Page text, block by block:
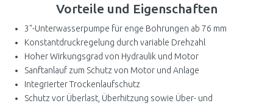
Vorteile und Eigenschaften
3"-Unterwasserpumpe für enge Bohrungen ab 76 mm
Konstantdruckregelung durch variable Drehzahl
Hoher Wirkungsgrad von Hydraulik und Motor
Sanftanlauf zum Schutz von Motor und Anlage
Integrierter Trockenlaufschutz
Schutz vor Überlast, Überhitzung sowie Über- und